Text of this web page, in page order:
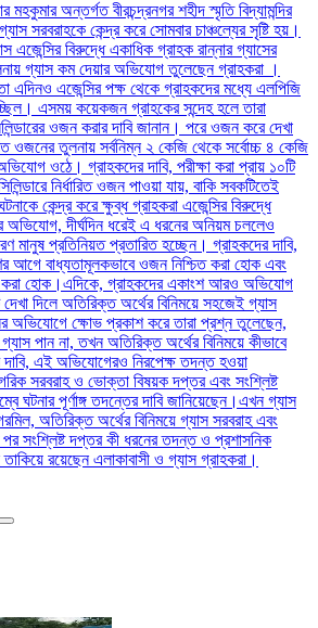
মহকুমার অন্তর্গত বীরচন্দ্রনগর শহীদ স্মৃতি বিদ্যামন্দির
সরবরাহকে কেন্দ্র করে সোমবার চাঞ্চল্যের সৃষ্টি হয়।
এজেন্সির বিরুদ্ধে একাধিক গ্রাহক রান্নার গ্যাসের
গ্যাস কম দেয়ার অভিযোগ তুলেছেন গ্রাহকরা ।
এজেন্সির পক্ষ থেকে গ্রাহকদের মধ্যে এলপিজি
এসময় কয়েকজন গ্রাহকের সন্দেহ হলে তারা
ওজন করার দাবি জানান। পরে ওজন করে দেখা
ওজনের তুলনায় সর্বনিম্ন ২ কেজি থেকে সর্বোচ্চ ৪ কেজি
ওঠে। গ্রাহকদের দাবি, পরীক্ষা করা প্রায় ১০টি
নির্ধারিত ওজন পাওয়া যায়, বাকি সবকটিতেই
কেন্দ্র করে ক্ষুব্ধ গ্রাহকরা এজেন্সির বিরুদ্ধে
অভিযোগ, দীর্ঘদিন ধরেই এ ধরনের অনিয়ম চললেও
মানুষ প্রতিনিয়ত প্রতারিত হচ্ছেন। গ্রাহকদের দাবি,
আগে বাধ্যতামূলকভাবে ওজন নিশ্চিত করা হোক এবং
করা হোক।এদিকে, গ্রাহকদের একাংশ আরও অভিযোগ
দিলে অতিরিক্ত অর্থের বিনিময়ে সহজেই গ্যাস
অভিযোগে ক্ষোভ প্রকাশ করে তারা প্রশ্ন তুলেছেন,
পান না, তখন অতিরিক্ত অর্থের বিনিময়ে কীভাবে
দাবি, এই অভিযোগেরও নিরপেক্ষ তদন্ত হওয়া
সরবরাহ ও ভোক্তা বিষয়ক দপ্তর এবং সংশ্লিষ্ট
ঘটনার পূর্ণাঙ্গ তদন্তের দাবি জানিয়েছেন।এখন গ্যাস
অতিরিক্ত অর্থের বিনিময়ে গ্যাস সরবরাহ এবং
সংশ্লিষ্ট দপ্তর কী ধরনের তদন্ত ও প্রশাসনিক
রয়েছেন এলাকাবাসী ও গ্যাস গ্রাহকরা।